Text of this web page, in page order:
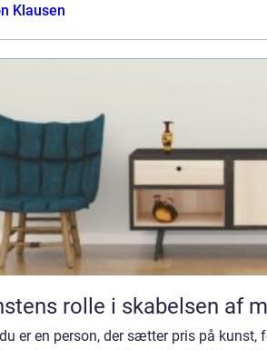
Klausen
rolle i skabelsen af
er en person, der sætter pris på kunst,